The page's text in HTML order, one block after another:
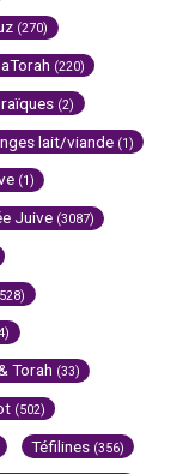
(270)
(220)
(2)
lait/viande (1)
(1)
Juive (3087)
Torah (33)
(502)
Téfilines (356)